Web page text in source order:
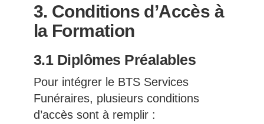
3. Conditions d’Accès à
la Formation
3.1 Diplômes Préalables
Pour intégrer le BTS Services
Funéraires, plusieurs conditions
d’accès sont à remplir :